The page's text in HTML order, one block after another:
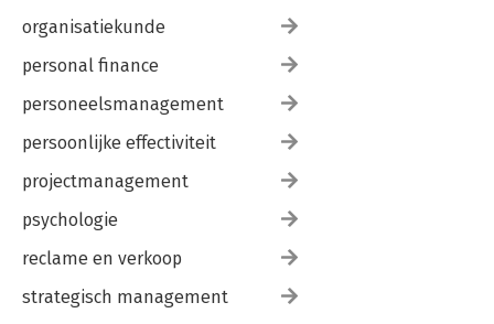
organisatiekunde
personal finance
personeelsmanagement
persoonlijke effectiviteit
projectmanagement
psychologie
reclame en verkoop
strategisch management